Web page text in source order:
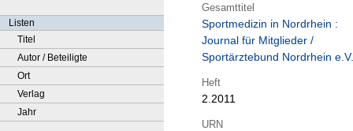
Listen
Titel
Autor / Beteiligte
Ort
Verlag
Jahr
Gesamttitel
Sportmedizin in Nordrhein :
Journal für Mitglieder /
Sportärztebund Nordrhein e.V.
Heft
2.2011
URN